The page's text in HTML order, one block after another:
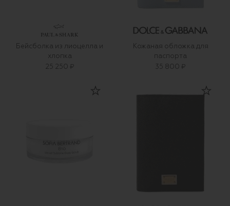
Бейсболка из лиоцелла и
хлопка
25 250 ₽
Кожаная обложка для
паспорта
35 800 ₽